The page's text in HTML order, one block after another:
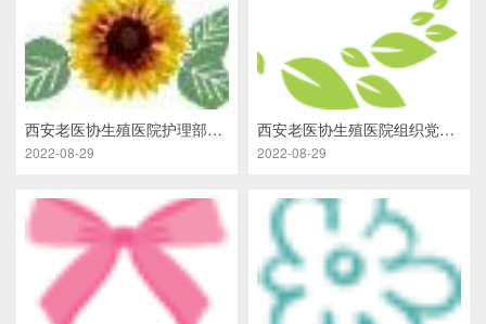
西安老医协生殖医院护理部开展党风廉政专项培训
2022-08-29
西安老医协生殖医院组织党员干部开展警示教育活动
2022-08-29